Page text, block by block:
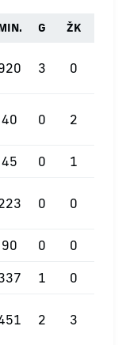
G ŽK
3 0
40 0 2
45 0 1
0 0
90 0 0
1 0
2 3